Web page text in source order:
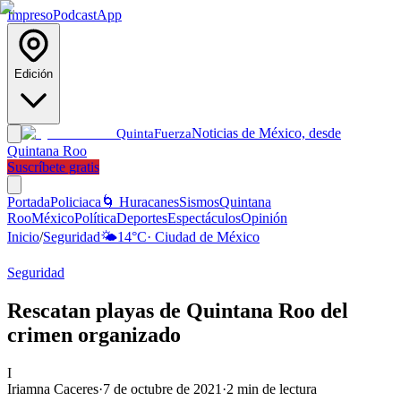
ImpresoPodcastApp
Edición
QuintaFuerzaNoticias de México, desde
Quintana Roo
Suscríbete gratis
PortadaPoliciaca 🌀 HuracanesSismosQuintana
RooMéxicoPolíticaDeportesEspectáculosOpinión
Inicio/Seguridad🌤️14°C· Ciudad de México
Seguridad
Rescatan playas de Quintana Roo del
crimen organizado
I
Iriamna Caceres·7 de octubre de 2021 ·2 min de lectura